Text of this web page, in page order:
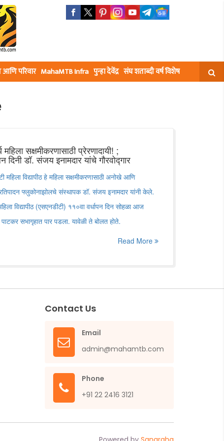
आणि परिवार MahaMTB Infra पुन्हा देवेंद्र संघ शताब्दी वर्ष विशेष
महिला सक्षमीकरणासाठी प्रेरणादायी! ;
दिनी डॉ. संजय इनामदार यांचे गौरवोद्गार
महिला विद्यापीठ हे महिला सक्षमीकरणासाठी अनोखे आणि
फ्लुकोनाझोलचे संस्थापक डॉ. संजय इनामदार यांनी केले.
विद्यापीठ (एसएनडीटी) ११०वा वर्धापन दिन सोहळा आज
सभागृहात पार पडला. यावेळी ते बोलत होते.
Read More
Contact Us
Email
admin@mahamtb.com
Phone
+91 22 2416 3121